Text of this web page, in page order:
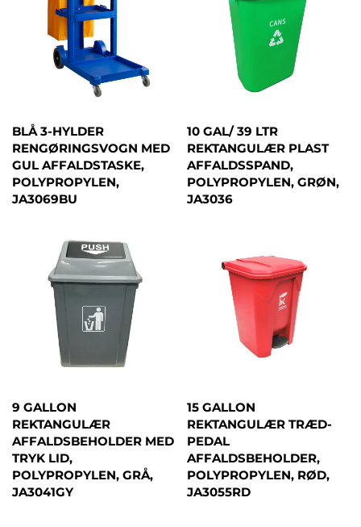
BLÅ 3-HYLDER
RENGØRINGSVOGN MED
GUL AFFALDSTASKE,
POLYPROPYLEN,
JA3069BU
10 GAL/ 39 LTR
REKTANGULÆR PLAST
AFFALDSSPAND,
POLYPROPYLEN, GRØN,
JA3036
9 GALLON
REKTANGULÆR
AFFALDSBEHOLDER MED
TRYK LID,
POLYPROPYLEN, GRÅ,
JA3041GY
15 GALLON
REKTANGULÆR TRÆD-
PEDAL
AFFALDSBEHOLDER,
POLYPROPYLEN, RØD,
JA3055RD